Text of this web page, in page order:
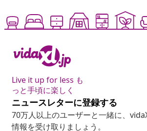
Live it up for less も
っと手頃に楽しく
ニュースレターに登録する
70万人以上のユーザーと一緒に、
情報を受け取りましょう。